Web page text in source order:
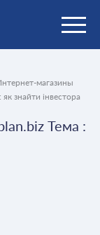
магазины
знайти інвестора
Тема :